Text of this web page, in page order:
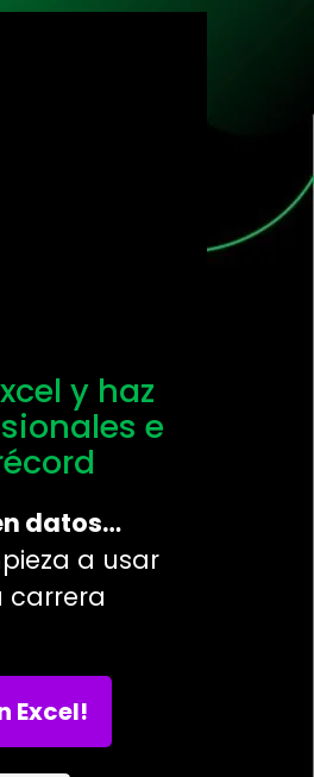
y haz
e
datos…
a usar
carrera
Excel!